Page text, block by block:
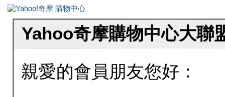
Yahoo奇摩購物中心大聯
親愛的會員朋友您好：